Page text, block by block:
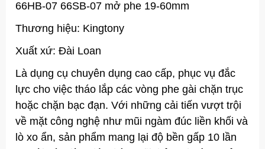
66HB-07 66SB-07 mở phe 19-60mm
Thương hiệu: Kingtony
Xuất xứ: Đài Loan
Là dụng cụ chuyên dụng cao cấp, phục vụ đắc
lực cho việc tháo lắp các vòng phe gài chặn trục
hoặc chặn bạc đạn. Với những cải tiến vượt trội
về mặt công nghệ như mũi ngàm đúc liền khối và
lò xo ẩn, sản phẩm mang lại độ bền gấp 10 lần